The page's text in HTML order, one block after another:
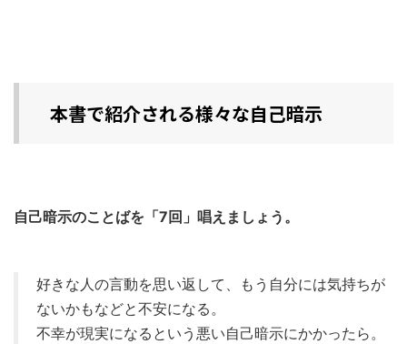
本書で紹介される様々な自己暗示
自己暗示のことばを「7回」唱えましょう。
好きな人の言動を思い返して、もう自分には気持ちが
ないかもなどと不安になる。
不幸が現実になるという悪い自己暗示にかかったら。